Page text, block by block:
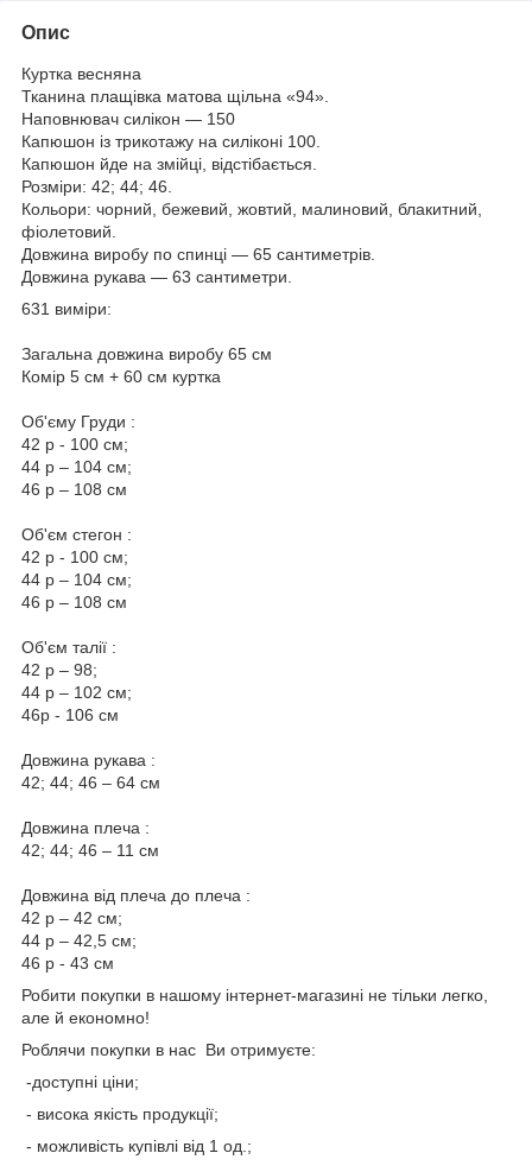
Опис
Куртка весняна
Тканина плащівка матова щільна «94».
Наповнювач силікон — 150
Капюшон із трикотажу на силіконі 100.
Капюшон йде на змійці, відстібається.
Розміри: 42; 44; 46.
Кольори: чорний, бежевий, жовтий, малиновий, блакитний,
фіолетовий.
Довжина виробу по спинці — 65 сантиметрів.
Довжина рукава — 63 сантиметри.
631 виміри:
Загальна довжина виробу 65 см
Комір 5 см + 60 см куртка
Об'єму Груди :
42 р - 100 см;
44 р – 104 см;
46 р – 108 см
Об'єм стегон :
42 р - 100 см;
44 р – 104 см;
46 р – 108 см
Об'єм талії :
42 р – 98;
44 р – 102 см;
46р - 106 см
Довжина рукава :
42; 44; 46 – 64 см
Довжина плеча :
42; 44; 46 – 11 см
Довжина від плеча до плеча :
42 р – 42 см;
44 р – 42,5 см;
46 р - 43 см
Робити покупки в нашому інтернет-магазині не тільки легко,
але й економно!
Роблячи покупки в нас Ви отримуєте:
-доступні ціни;
- висока якість продукції;
- можливість купівлі від 1 од.;